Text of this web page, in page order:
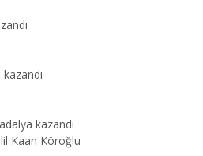
kazandı
Kaan Köroğlu